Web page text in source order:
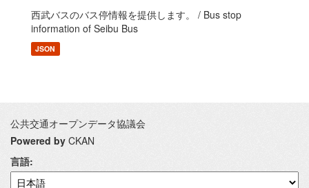
西武バスのバス停情報を提供します。 / Bus stop
information of Seibu Bus
JSON
公共交通オープンデータ協議会
Powered by CKAN
言語